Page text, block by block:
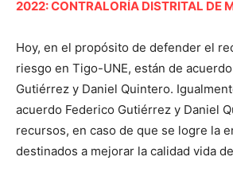
2022: CONTRALORÍA DISTRITAL DE
Hoy, en el propósito de defender el
riesgo en Tigo-UNE, están de
Gutiérrez y Daniel Quintero.
acuerdo Federico Gutiérrez y Daniel
recursos, en caso de que se logre la
destinados a mejorar la calidad vida